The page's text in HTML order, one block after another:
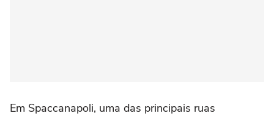
Em Spaccanapoli, uma das principais ruas